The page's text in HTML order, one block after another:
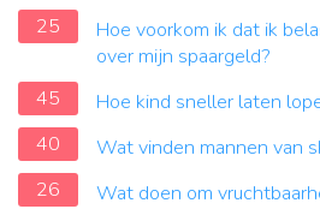
25
Hoe voorkom ik dat ik
over mijn spaargeld?
45
Hoe kind sneller laten
40
Wat vinden mannen van
26
Wat doen om